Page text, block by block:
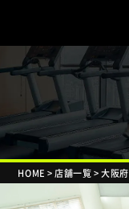
HOME > 店舗一覧>大阪府